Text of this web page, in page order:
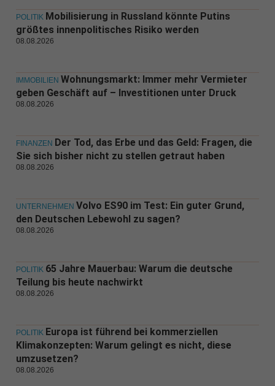
POLITIK Mobilisierung in Russland könnte Putins
größtes innenpolitisches Risiko werden
08.08.2026
IMMOBILIEN Wohnungsmarkt: Immer mehr Vermieter
geben Geschäft auf – Investitionen unter Druck
08.08.2026
FINANZEN Der Tod, das Erbe und das Geld: Fragen, die
Sie sich bisher nicht zu stellen getraut haben
08.08.2026
UNTERNEHMEN Volvo ES90 im Test: Ein guter Grund,
den Deutschen Lebewohl zu sagen?
08.08.2026
POLITIK 65 Jahre Mauerbau: Warum die deutsche
Teilung bis heute nachwirkt
08.08.2026
POLITIK Europa ist führend bei kommerziellen
Klimakonzepten: Warum gelingt es nicht, diese
umzusetzen?
08.08.2026